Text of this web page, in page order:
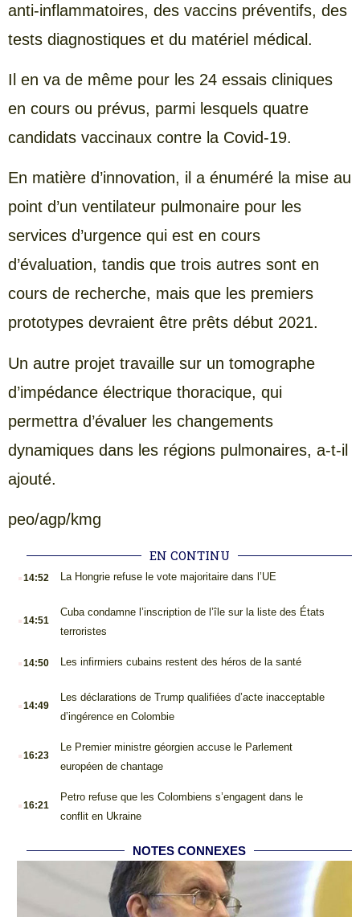
anti-inflammatoires, des vaccins préventifs, des
tests diagnostiques et du matériel médical.
Il en va de même pour les 24 essais cliniques
en cours ou prévus, parmi lesquels quatre
candidats vaccinaux contre la Covid-19.
En matière d’innovation, il a énuméré la mise au
point d’un ventilateur pulmonaire pour les
services d’urgence qui est en cours
d’évaluation, tandis que trois autres sont en
cours de recherche, mais que les premiers
prototypes devraient être prêts début 2021.
Un autre projet travaille sur un tomographe
d’impédance électrique thoracique, qui
permettra d’évaluer les changements
dynamiques dans les régions pulmonaires, a-t-il
ajouté.
peo/agp/kmg
EN CONTINU
.14:52 La Hongrie refuse le vote majoritaire dans l’UE
.14:51
Cuba condamne l’inscription de l’île sur la liste des États
terroristes
.14:50 Les infirmiers cubains restent des héros de la santé
.14:49
Les déclarations de Trump qualifiées d’acte inacceptable
d’ingérence en Colombie
.16:23
Le Premier ministre géorgien accuse le Parlement
européen de chantage
.16:21
Petro refuse que les Colombiens s’engagent dans le
conflit en Ukraine
NOTES CONNEXES